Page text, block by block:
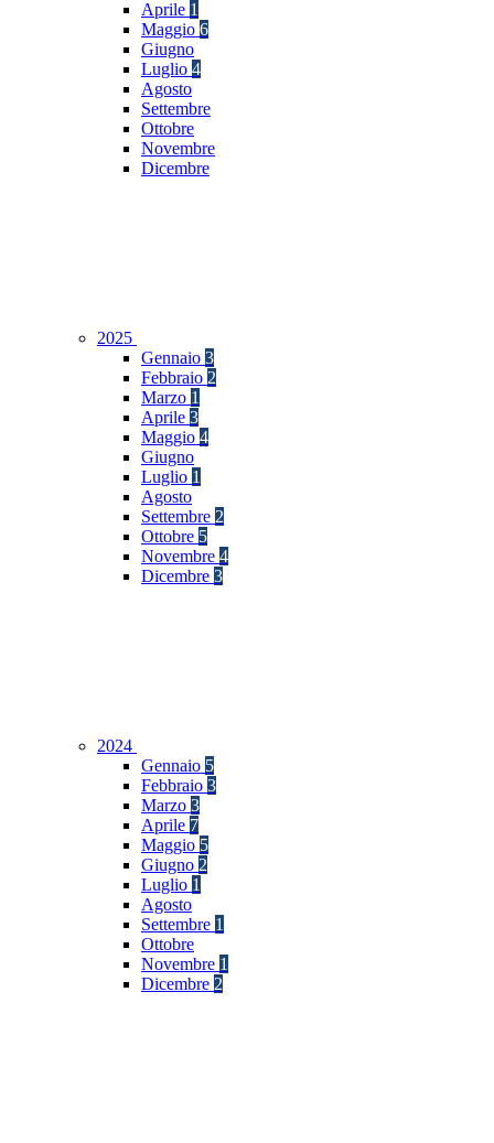
Aprile 1
Maggio 6
Giugno
Luglio 4
Agosto
Settembre
Ottobre
Novembre
Dicembre
2025
Gennaio 3
Febbraio 2
Marzo 1
Aprile 3
Maggio 4
Giugno
Luglio 1
Agosto
Settembre 2
Ottobre 5
Novembre 4
Dicembre 3
2024
Gennaio 5
Febbraio 3
Marzo 3
Aprile 7
Maggio 5
Giugno 2
Luglio 1
Agosto
Settembre 1
Ottobre
Novembre 1
Dicembre 2